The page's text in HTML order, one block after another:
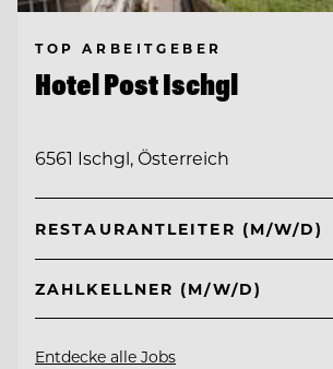
TOP ARBEITGEBER
Hotel Post Ischgl
6561 Ischgl, Österreich
RESTAURANTLEITER (M/W/D)
ZAHLKELLNER (M/W/D)
Entdecke alle Jobs